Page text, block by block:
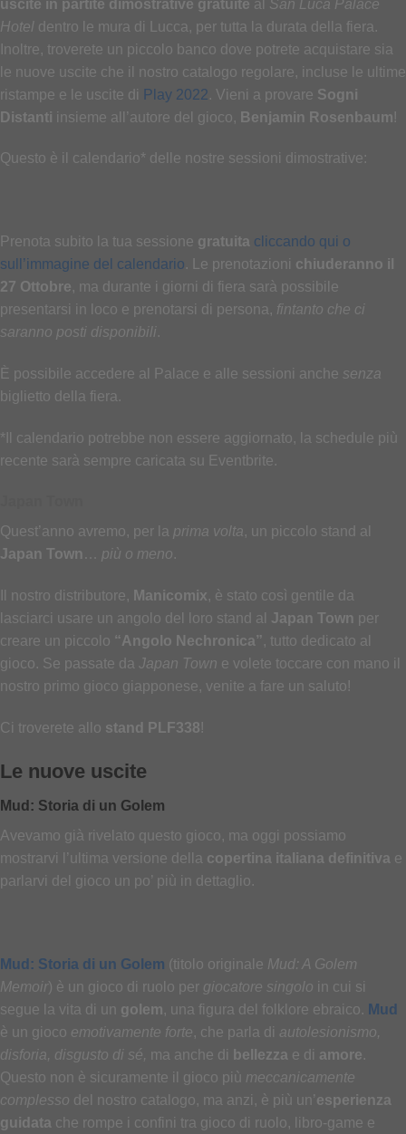
uscite in partite dimostrative gratuite al San Luca Palace
Hotel dentro le mura di Lucca, per tutta la durata della fiera.
Inoltre, troverete un piccolo banco dove potrete acquistare sia
le nuove uscite che il nostro catalogo regolare, incluse le ultime
ristampe e le uscite di Play 2022. Vieni a provare Sogni
Distanti insieme all’autore del gioco, Benjamin Rosenbaum!
Questo è il calendario* delle nostre sessioni dimostrative:
Prenota subito la tua sessione gratuita cliccando qui o
sull’immagine del calendario. Le prenotazioni chiuderanno il
27 Ottobre, ma durante i giorni di fiera sarà possibile
presentarsi in loco e prenotarsi di persona, fintanto che ci
saranno posti disponibili.
È possibile accedere al Palace e alle sessioni anche senza
biglietto della fiera.
*Il calendario potrebbe non essere aggiornato, la schedule più
recente sarà sempre caricata su Eventbrite.
Quest’anno avremo, per la prima volta, un piccolo stand al
Japan Town
più o meno.
Il nostro distributore, Manicomix, è stato così gentile da
lasciarci usare un angolo del loro stand al Japan Town per
creare un piccolo “Angolo Nechronica” , tutto dedicato al
gioco. Se passate da Japan Town e volete toccare con mano il
nostro primo gioco giapponese, venite a fare un saluto!
Ci troverete allo stand PLF338!
Le nuove uscite
Mud: Storia di un Golem
Avevamo già rivelato questo gioco, ma oggi possiamo
mostrarvi l’ultima versione della copertina italiana definitiva e
parlarvi del gioco un po’ più in dettaglio.
Mud: Storia di un Golem (titolo originale Mud: A Golem
Memoir ) è un gioco di ruolo per giocatore singolo in cui si
segue la vita di un golem, una figura del folklore ebraico. Mud
è un gioco emotivamente forte, che parla di autolesionismo,
disforia, disgusto di sé, ma anche di bellezza e di amore.
Questo non è sicuramente il gioco più meccanicamente
complesso del nostro catalogo, ma anzi, è più un’esperienza
guidata che rompe i confini tra gioco di ruolo, libro-game e